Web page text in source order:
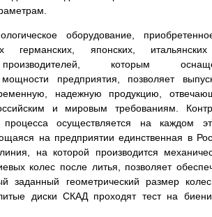
оборудование,
германских, японских,
которым
предприятия, позволяет
надежную продукцию,
и мировым требованиям.
процесса осуществляется на каждом
на предприятии единственная в
на которой производится
колес после литья, позволяет
заданный геометрический размер
диски СКАД проходят тест на